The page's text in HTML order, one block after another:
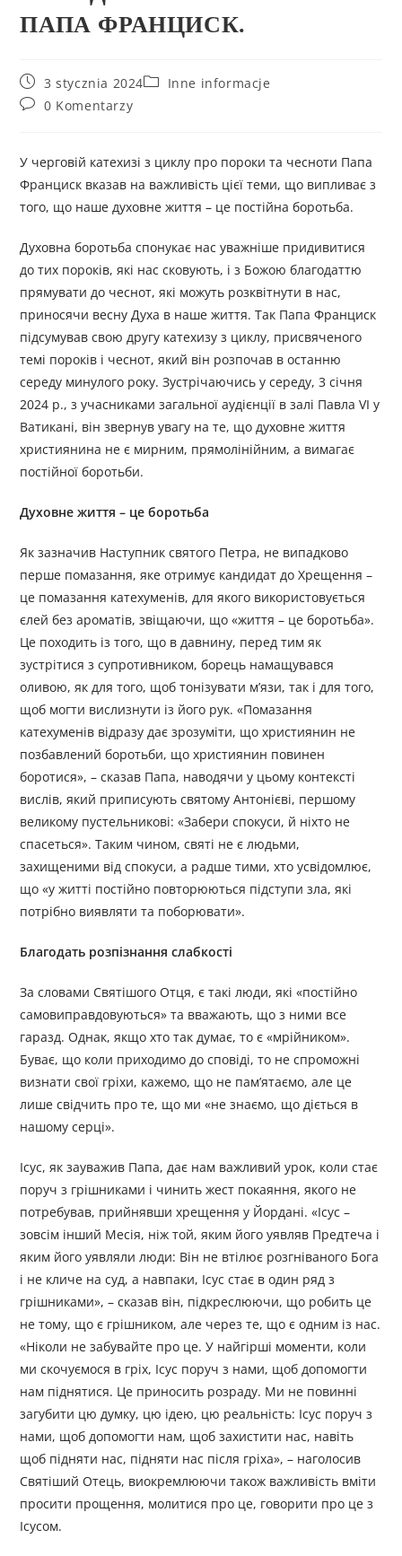
ПАПА ФРАНЦИСК.
3 stycznia 2024
Inne informacje
0 Komentarzy
У черговій катехизі з циклу про пороки та чесноти Папа
Франциск вказав на важливість цієї теми, що випливає з
того, що наше духовне життя – це постійна боротьба.
Духовна боротьба спонукає нас уважніше придивитися
до тих пороків, які нас сковують, і з Божою благодаттю
прямувати до чеснот, які можуть розквітнути в нас,
приносячи весну Духа в наше життя. Так Папа Франциск
підсумував свою другу катехизу з циклу, присвяченого
темі пороків і чеснот, який він розпочав в останню
середу минулого року. Зустрічаючись у середу, 3 січня
2024 р., з учасниками загальної аудієнції в залі Павла VI у
Ватикані, він звернув увагу на те, що духовне життя
християнина не є мирним, прямолінійним, а вимагає
постійної боротьби.
Духовне життя – це боротьба
Як зазначив Наступник святого Петра, не випадково
перше помазання, яке отримує кандидат до Хрещення –
це помазання катехуменів, для якого використовується
єлей без ароматів, звіщаючи, що «життя – це боротьба».
Це походить із того, що в давнину, перед тим як
зустрітися з супротивником, борець намащувався
оливою, як для того, щоб тонізувати м’язи, так і для того,
щоб могти вислизнути із його рук. «Помазання
катехуменів відразу дає зрозуміти, що християнин не
позбавлений боротьби, що християнин повинен
боротися», – сказав Папа, наводячи у цьому контексті
вислів, який приписують святому Антонієві, першому
великому пустельникові: «Забери спокуси, й ніхто не
спасеться». Таким чином, святі не є людьми,
захищеними від спокуси, а радше тими, хто усвідомлює,
що «у житті постійно повторюються підступи зла, які
потрібно виявляти та поборювати».
Благодать розпізнання слабкості
За словами Святішого Отця, є такі люди, які «постійно
самовиправдовуються» та вважають, що з ними все
гаразд. Однак, якщо хто так думає, то є «мрійником».
Буває, що коли приходимо до сповіді, то не спроможні
визнати свої гріхи, кажемо, що не пам’ятаємо, але це
лише свідчить про те, що ми «не знаємо, що діється в
нашому серці».
Ісус, як зауважив Папа, дає нам важливий урок, коли стає
поруч з грішниками і чинить жест покаяння, якого не
потребував, прийнявши хрещення у Йордані. «Ісус –
зовсім інший Месія, ніж той, яким його уявляв Предтеча і
яким його уявляли люди: Він не втілює розгніваного Бога
і не кличе на суд, а навпаки, Ісус стає в один ряд з
грішниками», – сказав він, підкреслюючи, що робить це
не тому, що є грішником, але через те, що є одним із нас.
«Ніколи не забувайте про це. У найгірші моменти, коли
ми скочуємося в гріх, Ісус поруч з нами, щоб допомогти
нам піднятися. Це приносить розраду. Ми не повинні
загубити цю думку, цю ідею, цю реальність: Ісус поруч з
нами, щоб допомогти нам, щоб захистити нас, навіть
щоб підняти нас, підняти нас після гріха», – наголосив
Святіший Отець, виокремлюючи також важливість вміти
просити прощення, молитися про це, говорити про це з
Ісусом.